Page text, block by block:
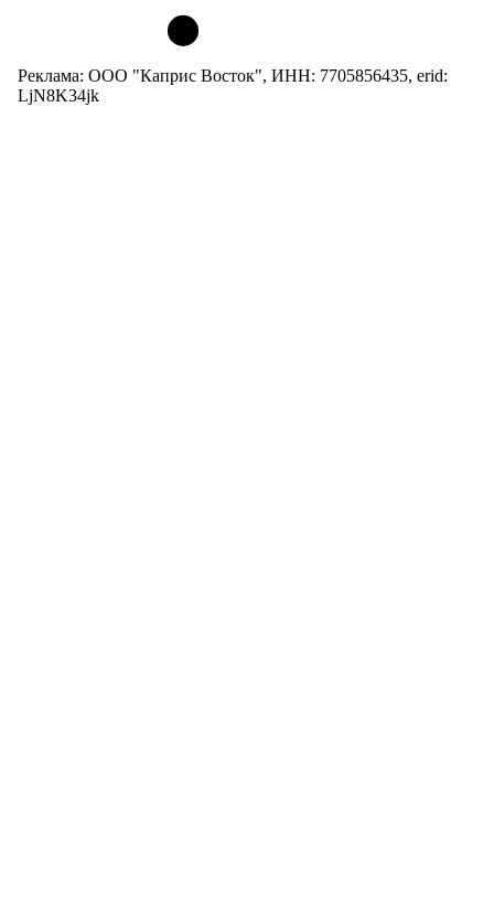
Реклама: ООО "Каприс Восток", ИНН: 7705856435, erid:
LjN8K34jk